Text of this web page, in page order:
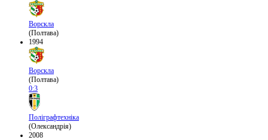
Ворскла
(Полтава)
1994
Ворскла
(Полтава)
0:3
Поліграфтехніка
(Олександрія)
2008